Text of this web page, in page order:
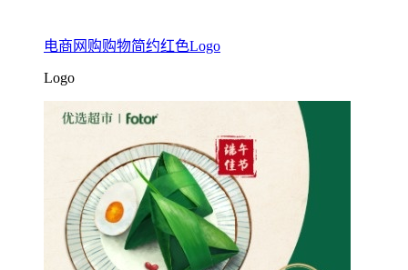
电商网购购物简约红色Logo
Logo